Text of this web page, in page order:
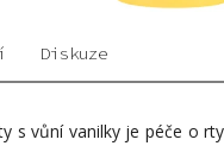
Diskuze
s vůní vanilky je péče o